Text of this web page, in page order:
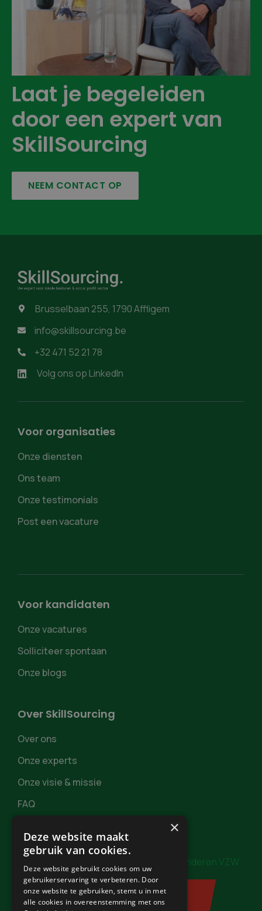
Laat je begeleiden
door een expert van
SkillSourcing
NEEM CONTACT OP
 Brusselbaan 255, 1790 Affligem
 info@skillsourcing.be

+32 471 52 21 78
Volg ons op LinkedIn
Voor organisaties
Onze diensten
Ons team
Onze testimonials
Post een vacature
Voor kandidaten
Onze vacatures
Solliciteer spontaan
Onze blogs
Over SkillSourcing
Over ons
Onze experts
Onze visie & missie
FAQ
Burgerzaken Vlaanderen VZW
×
Deze website maakt
gebruik van cookies.
Deze website gebruikt cookies om uw
gebruikerservaring te verbeteren. Door
onze website te gebruiken, stemt u in met
alle cookies in overeenstemming met ons